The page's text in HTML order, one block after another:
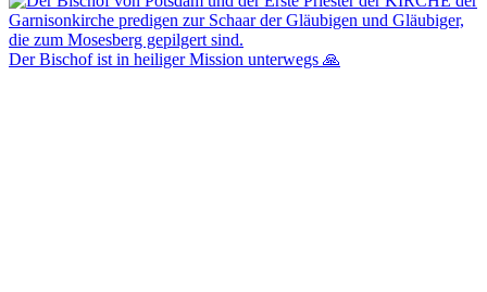
Der Bischof ist in heiliger Mission unterwegs 🙏